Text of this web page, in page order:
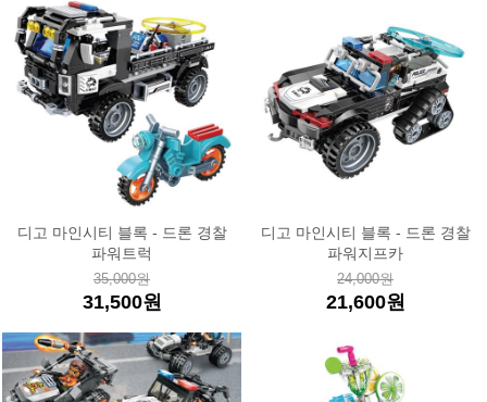
디고 마인시티 블록 - 드론 경찰
파워트럭
35,000원
31,500원
디고 마인시티 블록 - 드론 경찰
파워지프카
24,000원
21,600원